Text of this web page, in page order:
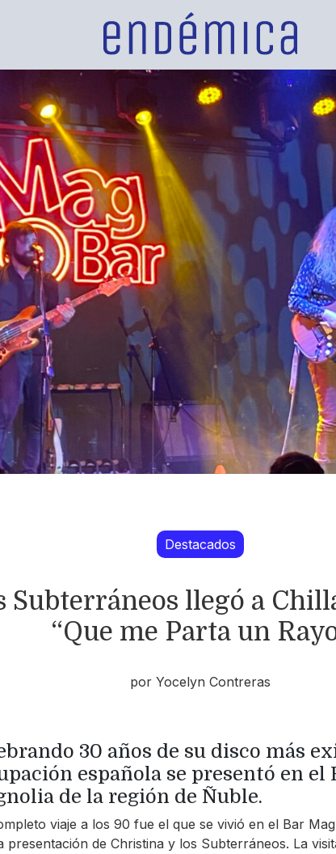
Destacados
Subterráneos llegó a
“Que me Parta un
por Yocelyn Contreras
30 años de su disco más
española se presentó en el
de la región de Ñuble.
viaje a los 90 fue el que se vivió en el Bar
presentación de Christina y los Subterráneos. La